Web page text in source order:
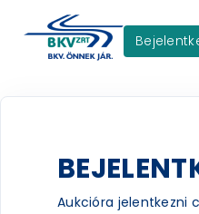
Aukcióra jelentkezni